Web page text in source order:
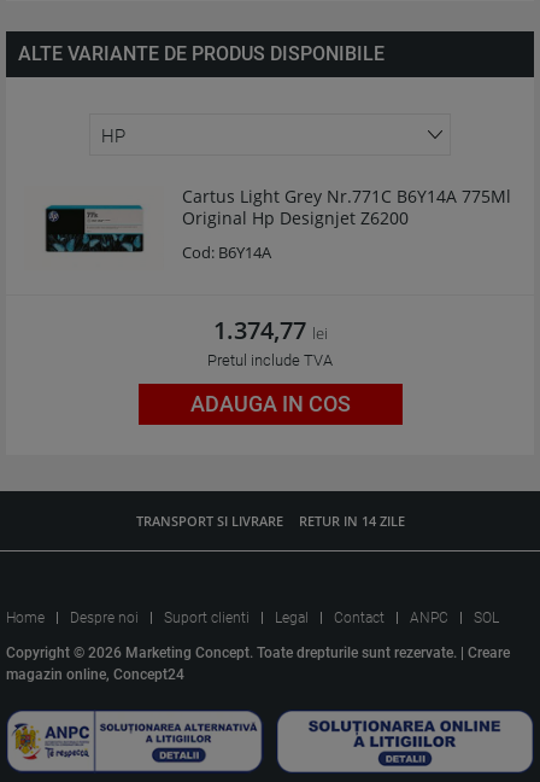
ALTE VARIANTE DE PRODUS DISPONIBILE
Cartus Light Grey Nr.771C B6Y14A 775Ml
Original Hp Designjet Z6200
Cod:B6Y14A
1.374,77 lei
Pretul include TVA
ADAUGA IN COS
TRANSPORT SI LIVRARE RETUR IN 14 ZILE
Home Despre noi Suport clienti Legal Contact ANPC SOL
Copyright © 2026 Marketing Concept. Toate drepturile sunt rezervate. | Creare
magazin online, Concept24